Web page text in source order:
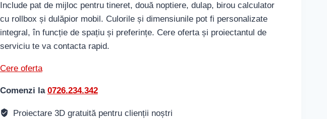
Include pat de mijloc pentru tineret, două noptiere, dulap, birou calculator
cu rollbox și dulăpior mobil. Culorile și dimensiunile pot fi personalizate
integral, în funcție de spațiu și preferințe. Cere oferta și proiectantul de
serviciu te va contacta rapid.
Cere oferta
Comenzi la 0726.234.342
Proiectare 3D gratuită pentru clienții noștri